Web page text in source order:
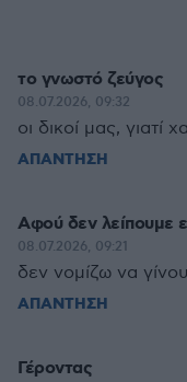
το γνωστό ζεύγος
08.07.2026, 09:32
οι δικοί μας, γιατί
ΑΠΑΝΤΗΣΗ
Αφού δεν λείπουμε
08.07.2026, 09:21
δεν νομίζω να
ΑΠΑΝΤΗΣΗ
Γέροντας